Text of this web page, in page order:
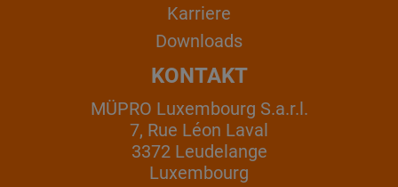
Karriere
Downloads
KONTAKT
MÜPRO Luxembourg S.a.r.l.
7, Rue Léon Laval
3372 Leudelange
Luxembourg